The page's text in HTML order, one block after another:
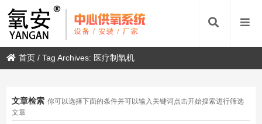
首页 /Tag Archives: 医疗制氧机
文章检索 你可以选择下面的条件并可以输入关键词点击开始搜索进行筛选
文章